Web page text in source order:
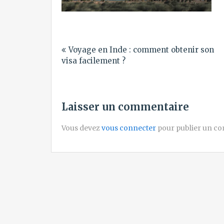
deVoyage en Inde : comment obtenir son
visa facilement ?
Laisser un commentaire
Vous devezvous connecter pour publier un